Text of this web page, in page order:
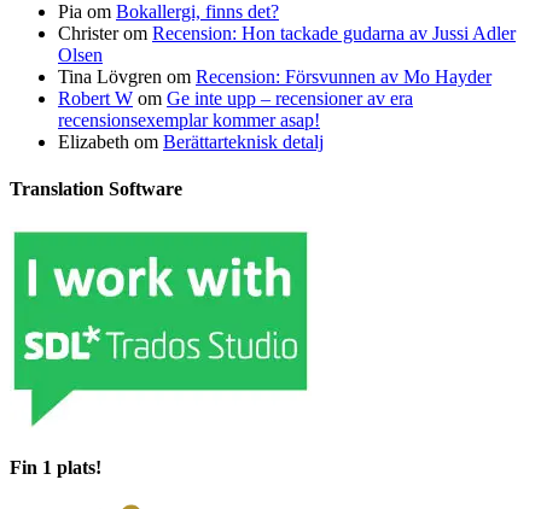
Pia om Bokallergi, finns det?
Christerom Recension: Hon tackade gudarna av Jussi Adler
Olsen
Tina Lövgren om Recension: Försvunnen av Mo Hayder
Robert W om Ge inte upp – recensioner av era
recensionsexemplar kommer asap!
Elizabeth om Berättarteknisk detalj
Translation Software
Fin 1 plats!